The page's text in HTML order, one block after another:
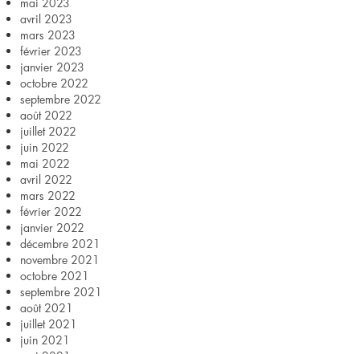
avril 2023
mars 2023
février 2023
janvier 2023
octobre 2022
septembre 2022
août 2022
juillet 2022
juin 2022
mai 2022
avril 2022
mars 2022
février 2022
janvier 2022
décembre 2021
novembre 2021
octobre 2021
septembre 2021
août 2021
juillet 2021
juin 2021